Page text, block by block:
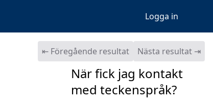
Logga in
⇤ Föregående resultat Nästa resultat ⇥
När fick jag kontakt
med teckenspråk?